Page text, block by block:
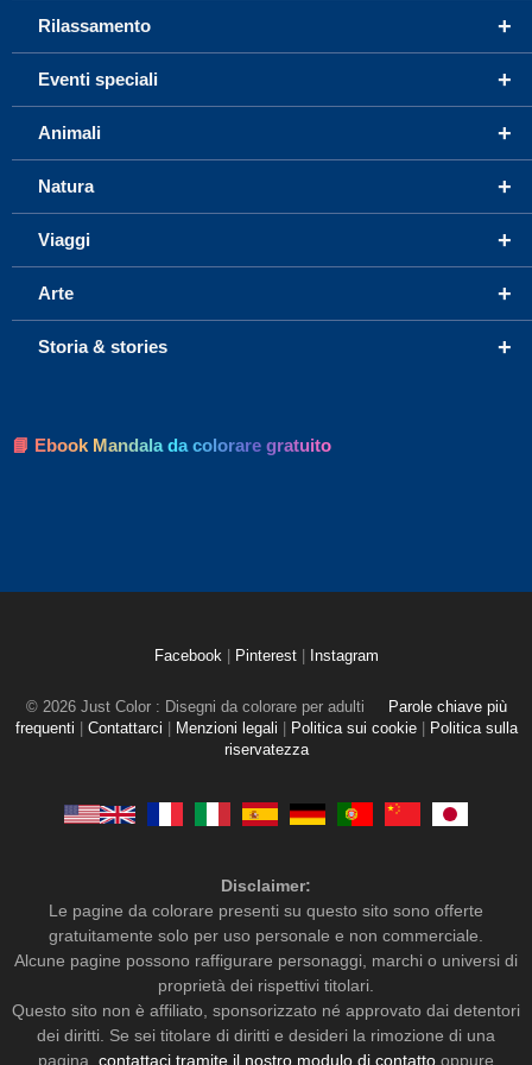
+
Rilassamento
+
Eventi speciali
+
Animali
+
Natura
+
Viaggi
+
Arte
+
Storia & stories
📘 Ebook Mandala da colorare gratuito
Facebook Pinterest Instagram
© 2026 Just Color : Disegni da colorare per adulti
Parole chiave più
frequenti
Contattarci Menzioni legali Politica sui cookie
Politica sulla
riservatezza
Disclaimer:
Le pagine da colorare presenti su questo sito sono offerte
gratuitamente solo per uso personale e non commerciale.
Alcune pagine possono raffigurare personaggi, marchi o universi di
proprietà dei rispettivi titolari.
Questo sito non è affiliato, sponsorizzato né approvato dai detentori
dei diritti. Se sei titolare di diritti e desideri la rimozione di una
pagina, contattaci tramite il nostro modulo di contatto oppure